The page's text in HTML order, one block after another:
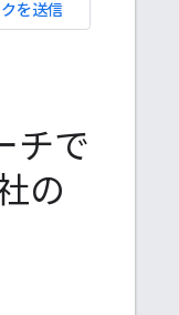
を送信
チで
の